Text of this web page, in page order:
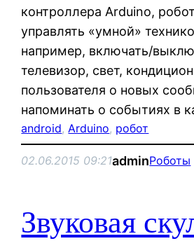
контроллера Arduino,
управлять «умной»
например, включать/
телевизор, свет,
пользователя о новых
напоминать о событиях в
android, Arduino, робот
02.06.2015 09:21adminРоботы
Звуковая